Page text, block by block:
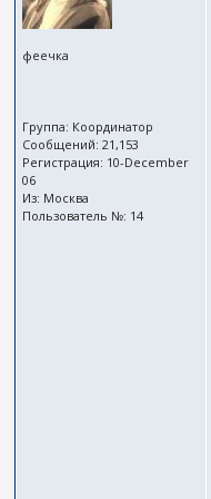
феечка
Группа: Координатор
Сообщений: 21,153
Регистрация: 10-December
06
Из: Москва
Пользователь №: 14